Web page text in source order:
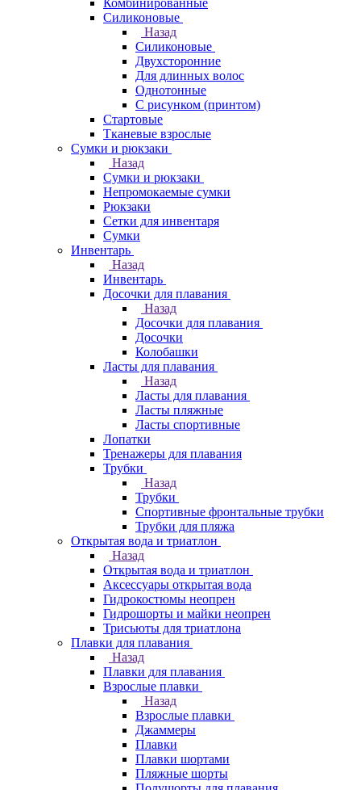
Комбинированные
Силиконовые
Назад
Силиконовые
Двухсторонние
Для длинных волос
Однотонные
С рисунком (принтом)
Стартовые
Тканевые взрослые
Сумки и рюкзаки
Назад
Сумки и рюкзаки
Непромокаемые сумки
Рюкзаки
Сетки для инвентаря
Сумки
Инвентарь
Назад
Инвентарь
Досочки для плавания
Назад
Досочки для плавания
Досочки
Колобашки
Ласты для плавания
Назад
Ласты для плавания
Ласты пляжные
Ласты спортивные
Лопатки
Тренажеры для плавания
Трубки
Назад
Трубки
Спортивные фронтальные трубки
Трубки для пляжа
Открытая вода и триатлон
Назад
Открытая вода и триатлон
Аксессуары открытая вода
Гидрокостюмы неопрен
Гидрошорты и майки неопрен
Трисьюты для триатлона
Плавки для плавания
Назад
Плавки для плавания
Взрослые плавки
Назад
Взрослые плавки
Джаммеры
Плавки
Плавки шортами
Пляжные шорты